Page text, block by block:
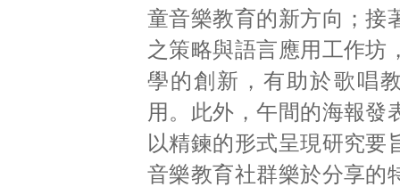
童音樂教育的新方向；接
之策略與語言應用工作坊
學的創新，有助於歌唱
用。此外，午間的海報發
以精鍊的形式呈現研究要
音樂教育社群樂於分享的